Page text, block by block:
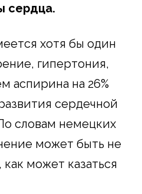
сердца.
хотя бы один
гипертония,
аспирина на 26%
сердечной
словам немецких
может быть не
может казаться